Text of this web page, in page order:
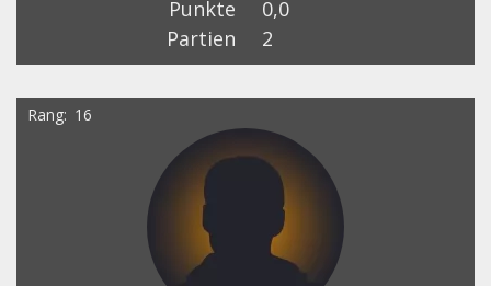
Punkte
0,0
Partien
2
Rang 16